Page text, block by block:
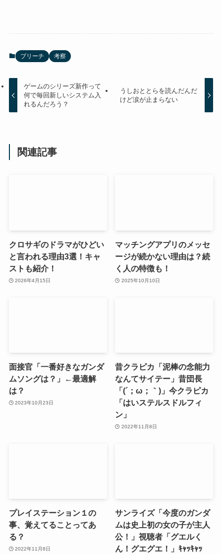
ブリーチ 考察
ゲームのシリーズ新作って
何で毎回新しいシステム入
れるんだろう？
うしおととらを読んだんだ
けど涙が止まらない
関連記事
クロサギのドラマがひどい
と言われる理由3選！キャ
ストも紹介！
2026年4月15日
マッチングアプリのメッセ
ージが続かない理由は？続
く人の特徴も！
2025年10月10日
面接官「一番好きなガンダ
ムソングは？」←最適解
は？
2023年10月23日
昔クラピカ「泥棒の念能力
なんてサイテー」昔団長
「(´；ω；｀)」今クラピカ
「はいステルスドルフィ
ン」
2022年11月8日
プレイステーション１の
事、覚えてることってあ
る？
2022年11月8日
サンライズ「今度のガンダ
ムは史上初の女の子が主人
公！」視聴者「グエルく
ん！グエグエ！」ｷｬｯｷｬｯ